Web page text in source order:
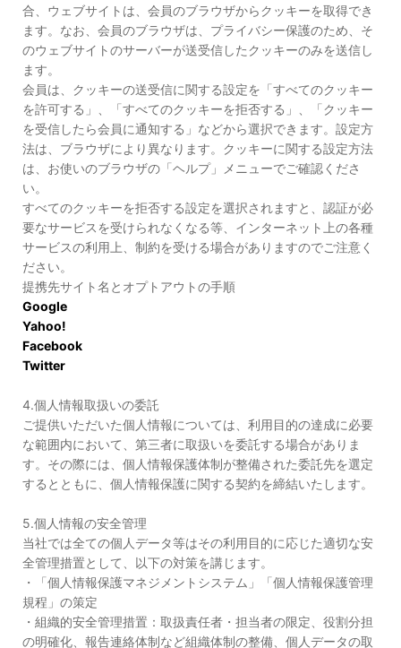
合、ウェブサイトは、会員のブラウザからクッキーを取得でき
ます。なお、会員のブラウザは、プライバシー保護のため、そ
のウェブサイトのサーバーが送受信したクッキーのみを送信し
ます。
会員は、クッキーの送受信に関する設定を「すべてのクッキー
を許可する」、「すべてのクッキーを拒否する」、「クッキー
を受信したら会員に通知する」などから選択できます。設定方
法は、ブラウザにより異なります。クッキーに関する設定方法
は、お使いのブラウザの「ヘルプ」メニューでご確認くださ
い。
すべてのクッキーを拒否する設定を選択されますと、認証が必
要なサービスを受けられなくなる等、インターネット上の各種
サービスの利用上、制約を受ける場合がありますのでご注意く
ださい。
提携先サイト名とオプトアウトの手順
Google
Yahoo!
Facebook
Twitter
4.個人情報取扱いの委託
ご提供いただいた個人情報については、利用目的の達成に必要
な範囲内において、第三者に取扱いを委託する場合がありま
す。その際には、個人情報保護体制が整備された委託先を選定
するとともに、個人情報保護に関する契約を締結いたします。
5.個人情報の安全管理
当社では全ての個人データ等はその利用目的に応じた適切な安
全管理措置として、以下の対策を講じます。
・「個人情報保護マネジメントシステム」「個人情報保護管理
規程」の策定
・組織的安全管理措置：取扱責任者・担当者の限定、役割分担
の明確化、報告連絡体制など組織体制の整備、個人データの取